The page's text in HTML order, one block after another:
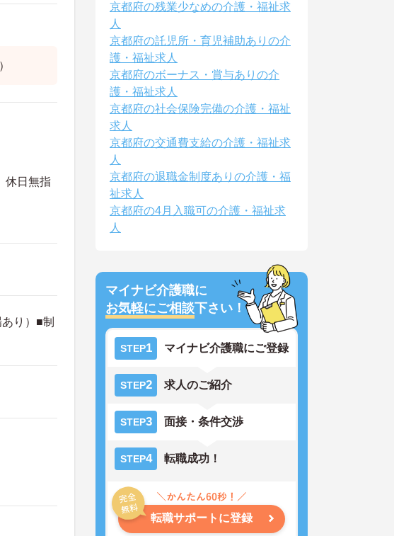
休日無指
り）■制
京都府の残業少なめの介護・福祉求
人
京都府の託児所・育児補助ありの介
護・福祉求人
京都府のボーナス・賞与ありの介
護・福祉求人
京都府の社会保険完備の介護・福祉
求人
京都府の交通費支給の介護・福祉求
人
京都府の退職金制度ありの介護・福
祉求人
京都府の4月入職可の介護・福祉求
人
マイナビ介護職に
お気軽にご相談下さい！
STEP1 マイナビ介護職にご登録
STEP2 求人のご紹介
STEP3 面接・条件交渉
STEP4 転職成功！
転職サポートに登録